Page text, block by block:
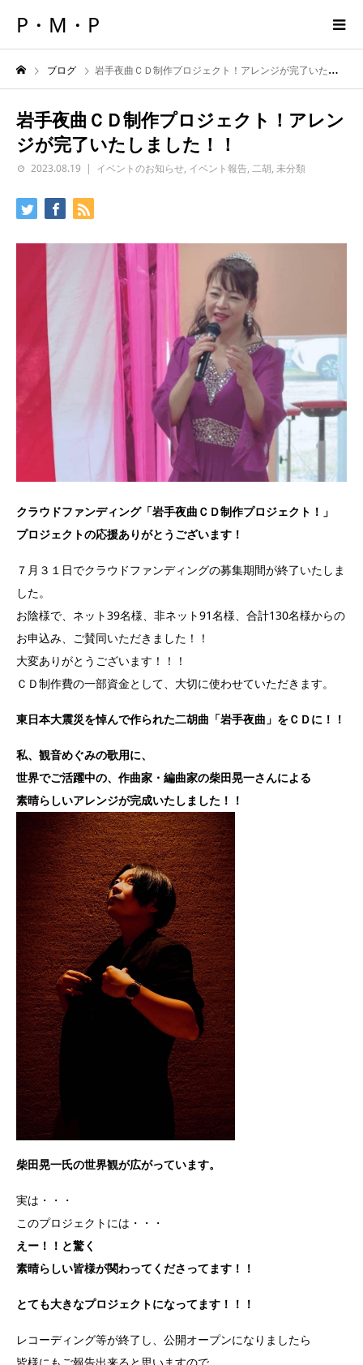
P・M・P
ブログ 岩手夜曲ＣＤ制作プロジェクト！アレンジが完了いたしました！！
岩手夜曲ＣＤ制作プロジェクト！アレン
ジが完了いたしました！！
2023.08.19 イベントのお知らせ, イベント報告, 二胡, 未分類
クラウドファンディング「岩手夜曲ＣＤ制作プロジェクト！」
プロジェクトの応援ありがとうございます！
７月３１日でクラウドファンディングの募集期間が終了いたしま
した。
お陰様で、ネット39名様、非ネット91名様、合計130名様からの
お申込み、ご賛同いただきました！！
大変ありがとうございます！！！
ＣＤ制作費の一部資金として、大切に使わせていただきます。
東日本大震災を悼んで作られた二胡曲「岩手夜曲」をＣＤに！！
私、観音めぐみの歌用に、
世界でご活躍中の、 作曲家・編曲家の柴田晃一さんによる
素晴らしいアレンジが完成いたしました！！
柴田晃一氏の世界観が広がっています。
実は・・・
このプロジェクトには・・・
えー！！と驚く
素晴らしい皆様が関わってくださってます！！
とても大きなプロジェクトになってます！！！
レコーディング等が終了し、公開オープンになりましたら